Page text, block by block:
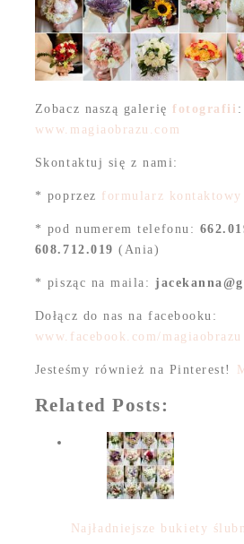
Zobacz naszą galerięfotografii :
www.magiaobrazu.com
Skontaktuj się z nami:
* poprzez formularz kontaktowy
* pod numerem telefonu:
608.712.019(Ania)
* pisząc na maila:
Dołącz do nas na facebooku:
www.facebook.com/magiaobrazu
Jesteśmy również na Pinterest!
Related Posts:
Najładniejsze bukiety